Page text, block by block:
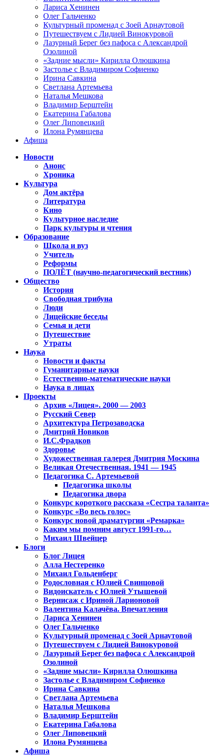
Лариса Хенинен
Олег Гальченко
Культурный променад с Зоей Арнаутовой
Путешествуем с Лидией Винокуровой
Лазурный Берег без пафоса с Александрой
Озолиной
«Задние мысли» Кирилла Олюшкина
Застолье с Владимиром Софиенко
Ирина Савкина
Светлана Артемьева
Наталья Мешкова
Владимир Берштейн
Екатерина Габалова
Олег Липовецкий
Илона Румянцева
Афиша
Новости
Анонс
Хроника
Культура
Дом актёра
Литература
Кино
Культурное наследие
Парк культуры и чтения
Образование
Школа и вуз
Учитель
Реформы
ПОЛЁТ (научно-педагогический вестник)
Общество
История
Свободная трибуна
Люди
Лицейские беседы
Семья и дети
Путешествие
Утраты
Наука
Новости и факты
Гуманитарные науки
Естественно-математические науки
Наука в лицах
Проекты
Архив «Лицея». 2000 — 2003
Русский Север
Архитектура Петрозаводска
Дмитрий Новиков
И.С.Фрадков
Здоровье
Художественная галерея Дмитрия Москина
Великая Отечественная. 1941 — 1945
Педагогика С. Артемьевой
Педагогика школы
Педагогика двора
Конкурс короткого рассказа «Сестра таланта»
Конкурс «Во весь голос»
Конкурс новой драматургии «Ремарка»
Каким мы помним август 1991-го…
Михаил Швейцер
Блоги
Блог Лицея
Алла Нестеренко
Михаил Гольденберг
Родословная с Юлией Свинцовой
Видоискатель с Юлией Утышевой
Вернисаж с Ириной Ларионовой
Валентина Калачёва. Впечатления
Лариса Хенинен
Олег Гальченко
Культурный променад с Зоей Арнаутовой
Путешествуем с Лидией Винокуровой
Лазурный Берег без пафоса с Александрой
Озолиной
«Задние мысли» Кирилла Олюшкина
Застолье с Владимиром Софиенко
Ирина Савкина
Светлана Артемьева
Наталья Мешкова
Владимир Берштейн
Екатерина Габалова
Олег Липовецкий
Илона Румянцева
Афиша